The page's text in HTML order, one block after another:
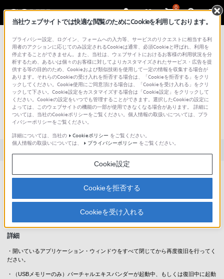
0
総合サポート・お問い合わせ
文書番号 : S1110278035057 / 最終更新日 : 2025/03/11
ファイルを復旧しようとしたところ、
「アクセスが拒否されました」という
エラーが出る/復旧中に異常終了する。
Memory Card File Rescue
詳細
・開いているアプリケーション・ウィンドウをすべて閉じてから再度復旧を行ってく
ださい。
・（USBメモリーのみ）バーチャルエキスパンダーが起動中、もしくは復旧中に起動
当社ウェブサイトでは快適な閲覧のためにCookieを利用しております。
プライバシー設定、ログイン、フォームへの入力等、サービスのリクエストに相当する利
用者のアクションに応じてのみ設定されるCookieは通常、必須Cookieと呼ばれ、利用を
停止することができません。また、当社は、ウェブサイトにおけるお客様の利用状況を分
析するため、あるいは個々のお客様に対してよりカスタマイズされたサービス・広告を提
供する等の目的のため、Cookieおよび類似技術を使用して一定の情報を収集する場合が
あります。それらのCookieの受け入れを拒否する場合は、「Cookieを拒否する」をクリ
ックしてください。Cookie使用にご同意頂ける場合は、「Cookieを受け入れる」をクリ
ックして下さい。Cookie設定をカスタマイズする場合は「Cookie設定」をクリックして
ください。Cookieの設定をいつでも管理することができます。選択したCookieの設定に
よっては、このウェブサイトの機能の一部が使用できなくなる場合があります。 詳細に
ついては、当社のCookieポリシーをご覧ください。個人情報の取扱いについては、プラ
イバシーポリシーをご覧ください。
詳細については、当社の
Cookieポリシー をご覧ください。
個人情報の取扱いについては、
プライバシーポリシー をご覧ください。
Cookie設定
Cookieを拒否する
Cookieを受け入れる